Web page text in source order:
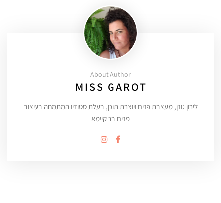
About Author
MISS GAROT
לירון גונן, מעצבת פנים ויוצרת תוכן, בעלת סטודיו המתמחה בעיצוב
פנים בר קיימא